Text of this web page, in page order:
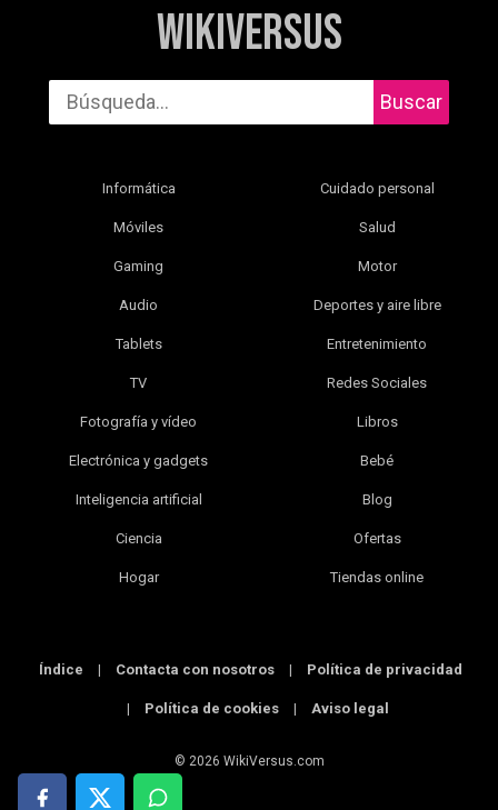
WikiVersus
Buscar
Informática
Móviles
Gaming
Audio
Tablets
TV
Fotografía y vídeo
Electrónica y gadgets
Inteligencia artificial
Ciencia
Hogar
Cuidado personal
Salud
Motor
Deportes y aire libre
Entretenimiento
Redes Sociales
Libros
Bebé
Blog
Ofertas
Tiendas online
Índice | Contacta con nosotros | Política de privacidad
| Política de cookies | Aviso legal
© 2026 WikiVersus.com